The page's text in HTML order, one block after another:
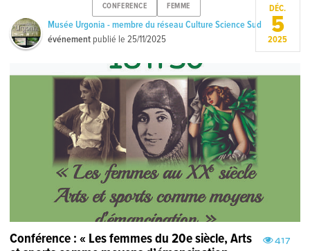
CONFERENCE FEMME
Musée Urgonia - membre du réseau Culture Science Sud
événement publié le25/11/2025
DÉC.
5
2025
417
Conférence : « Les femmes du 20e siècle, Arts